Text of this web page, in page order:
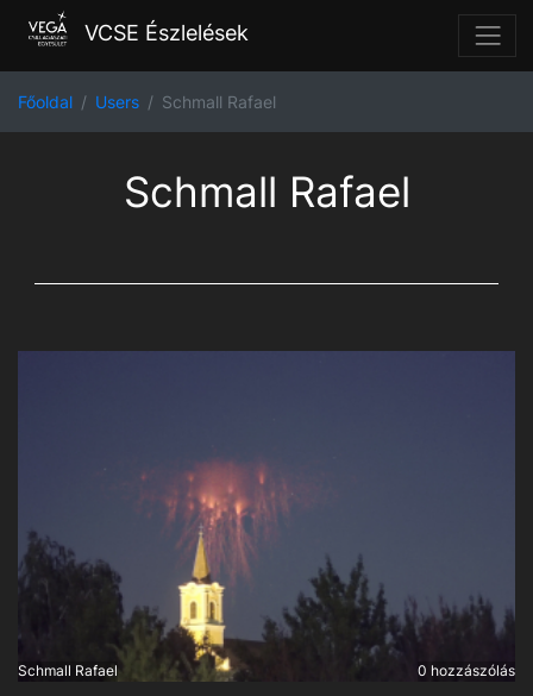
VCSE Észlelések
Főoldal Users Schmall Rafael
Schmall Rafael
Schmall Rafael 0 hozzászólás